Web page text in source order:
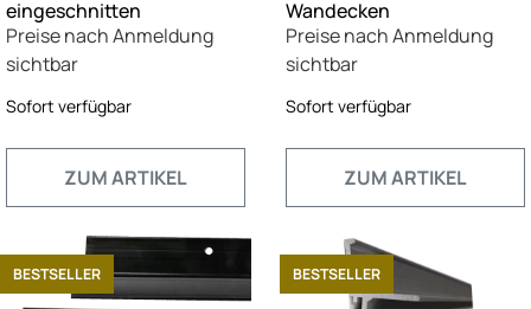
eingeschnitten
Preise nach Anmeldung
sichtbar
Sofort verfügbar
ZUM ARTIKEL
Wandecken
Preise nach Anmeldung
sichtbar
Sofort verfügbar
ZUM ARTIKEL
BESTSELLER BESTSELLER